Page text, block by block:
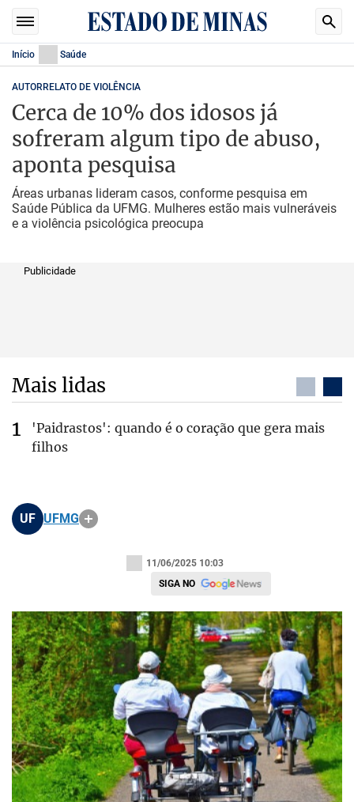
Início Saúde
AUTORRELATO DE VIOLÊNCIA
Cerca de 10% dos idosos já
sofreram algum tipo de abuso,
aponta pesquisa
Áreas urbanas lideram casos, conforme pesquisa em
Saúde Pública da UFMG. Mulheres estão mais vulneráveis
e a violência psicológica preocupa
Publicidade
Mais lidas
'Paidrastos': quando é o coração que gera mais
filhos
UF UFMG
11/06/2025 10:03
SIGA NO